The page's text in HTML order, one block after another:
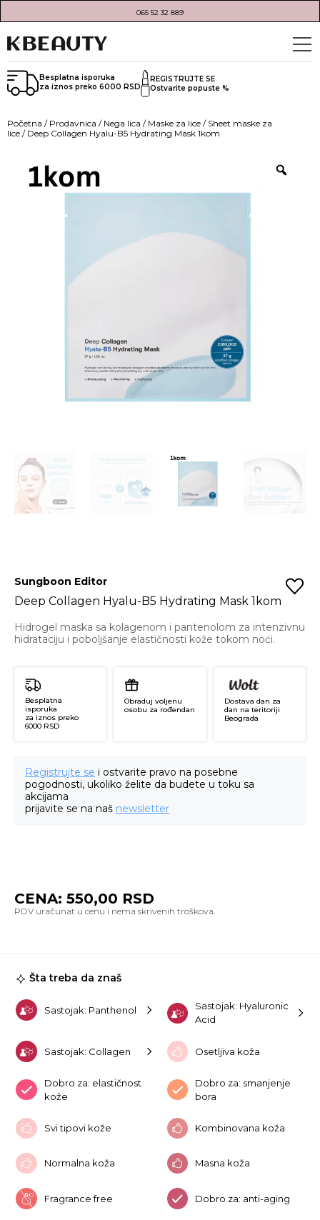
065 52 32 889
Besplatna isporuka
za iznos preko 6000 RSD
REGISTRUJTE SE
Ostvarite popuste %
Početna / Prodavnica / Nega lica / Maske za lice / Sheet maske za
lice / Deep Collagen Hyalu-B5 Hydrating Mask 1kom
Sungboon Editor
Deep Collagen Hyalu-B5 Hydrating Mask 1kom
Hidrogel maska sa kolagenom i pantenolom za intenzivnu
hidrataciju i poboljšanje elastičnosti kože tokom noći.
Besplatna
isporuka
za iznos preko
6000 RSD
Obraduj voljenu
osobu za rođendan
Dostava dan za
dan na teritoriji
Beograda
Registrujte se i ostvarite pravo na posebne
pogodnosti, ukoliko želite da budete u toku sa
akcijama
prijavite se na naš newsletter
CENA: 550,00 RSD
Šta treba da znaš
Sastojak: Panthenol
Sastojak: Hyaluronic
Acid
Sastojak: Collagen Osetljiva koža
Dobro za: elastičnost
kože
Dobro za: smanjenje
bora
Svi tipovi kože Kombinovana koža
Normalna koža Masna koža
Fragrance free Dobro za: anti-aging